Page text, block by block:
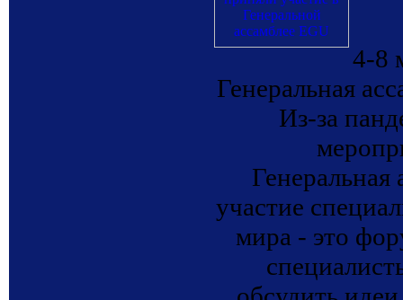
4-8
Генеральная
Из-за
участие
мира - это